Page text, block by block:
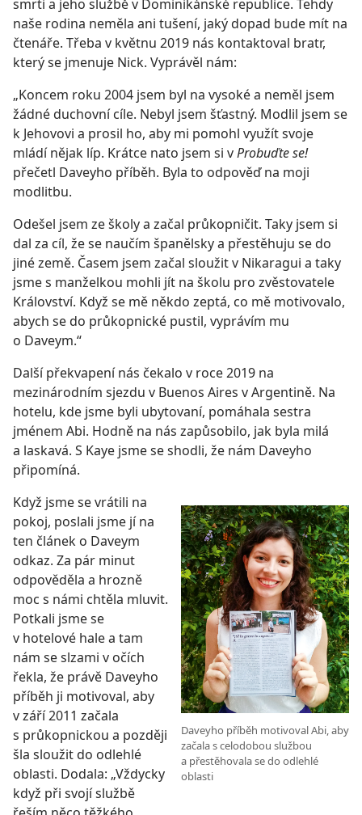
smrti a jeho službě v Dominikánské republice. Tehdy
naše rodina neměla ani tušení, jaký dopad bude mít na
čtenáře. Třeba v květnu 2019 nás kontaktoval bratr,
který se jmenuje Nick. Vyprávěl nám:
„Koncem roku 2004 jsem byl na vysoké a neměl jsem
žádné duchovní cíle. Nebyl jsem šťastný. Modlil jsem se
k Jehovovi a prosil ho, aby mi pomohl využít svoje
mládí nějak líp. Krátce nato jsem si vProbuďte se!
přečetl Daveyho příběh. Byla to odpověď na moji
modlitbu.
Odešel jsem ze školy a začal průkopničit. Taky jsem si
dal za cíl, že se naučím španělsky a přestěhuju se do
jiné země. Časem jsem začal sloužit v Nikaragui a taky
jsme s manželkou mohli jít na školu pro zvěstovatele
Království. Když se mě někdo zeptá, co mě motivovalo,
abych se do průkopnické pustil, vyprávím mu
o Daveym.“
Další překvapení nás čekalo v roce 2019 na
mezinárodním sjezdu v Buenos Aires v Argentině. Na
hotelu, kde jsme byli ubytovaní, pomáhala sestra
jménem Abi. Hodně na nás zapůsobilo, jak byla milá
a laskavá. S Kaye jsme se shodli, že nám Daveyho
připomíná.
Daveyho příběh motivoval Abi, aby
začala s celodobou službou
a přestěhovala se do odlehlé
oblasti
Když jsme se vrátili na
pokoj, poslali jsme jí na
ten článek o Daveym
odkaz. Za pár minut
odpověděla a hrozně
moc s námi chtěla mluvit.
Potkali jsme se
v hotelové hale a tam
nám se slzami v očích
řekla, že právě Daveyho
příběh ji motivoval, aby
v září 2011 začala
s průkopnickou a později
šla sloužit do odlehlé
oblasti. Dodala: „Vždycky
když při svojí službě